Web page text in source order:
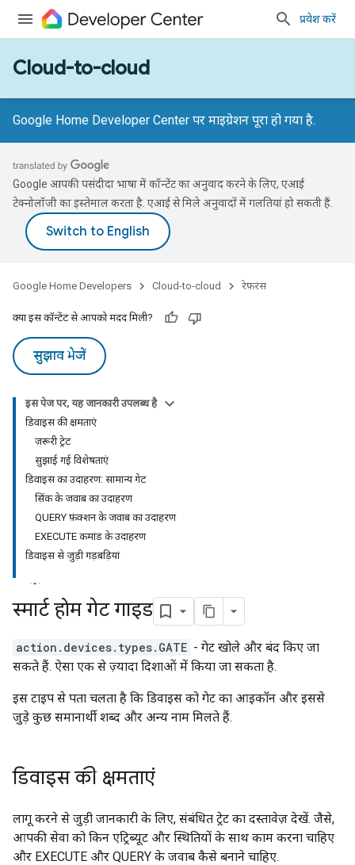
प्रवेश करें
Cloud-to-cloud
Google Home Developer Center पर माइग्रेशन पूरा हो गया है.
Google आपकी पसंदीदा भाषा में कॉन्टेंट का अनुवाद करने के लिए, एआई
टेक्नोलॉजी का इस्तेमाल करता है. एआई से मिले अनुवादों में गलतियां हो सकती हैं.
Google Home Developers Cloud-to-cloud रेफ़रंस
क्या इस कॉन्टेंट से आपको मदद मिली?
सुझाव भेजें
इस पेज पर, यह जानकारी उपलब्ध है
डिवाइस की क्षमताएं
ज़रूरी ट्रेट
सुझाई गई विशेषताएं
डिवाइस का उदाहरण: सामान्य गेट
सिंक के जवाब का उदाहरण
QUERY फ़ंक्शन के जवाब का उदाहरण
EXECUTE कमांड के उदाहरण
डिवाइस से जुड़ी गड़बड़ियां
स्मार्ट होम गेट गाइड
action.devices.types.GATE - गेट खोले और बंद किए जा
सकते हैं. ऐसा एक से ज़्यादा दिशाओं में किया जा सकता है.
इस टाइप से पता चलता है कि डिवाइस को गेट का आइकॉन और इससे
जुड़े कुछ समानार्थी शब्द और अन्य नाम मिलते हैं.
डिवाइस की क्षमताएं
लागू करने से जुड़ी जानकारी के लिए, संबंधित ट्रेट का दस्तावेज़ देखें. जैसे,
आपकी सेवा को किन एट्रिब्यूट और स्थितियों के साथ काम करना चाहिए
और EXECUTE और QUERY के जवाब कैसे बनाने चाहिए.